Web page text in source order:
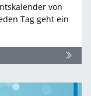
von
Tag geht ein